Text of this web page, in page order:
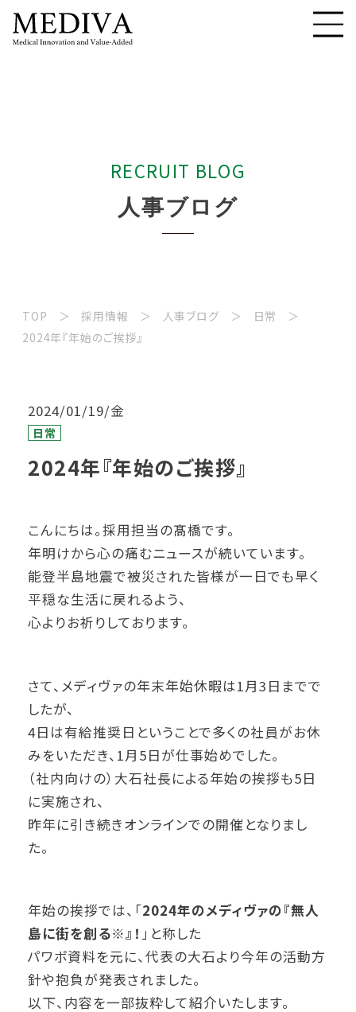
RECRUIT BLOG
人事ブロ グ
TOP 採用情報 人事ブログ
日常
2024年『年始のご挨拶』
2024/01/19/金
日常
2024年『年始のご挨拶』
こんにちは。採用担当の髙橋です。
年明けから心の痛むニュースが続いています。
能登半島地震で被災された皆様が一日でも早く
平穏な生活に戻れるよう、
心よりお祈りしております。
さて、メディヴァの年末年始休暇は1月3日までで
したが、
4日は有給推奨日ということで多くの社員がお休
みをいただき、1月5日が仕事始めでした。
（社内向けの）大石社長による年始の挨拶も5日
に実施され、
昨年に引き続きオンラインでの開催となりまし
た。
年始の挨拶では、「2024年のメディヴァの『無人
島に街を創る※』！ 」と称した
パワポ資料を元に、代表の大石より今年の活動方
針や抱負が発表されました。
以下、内容を一部抜粋して紹介いたします。